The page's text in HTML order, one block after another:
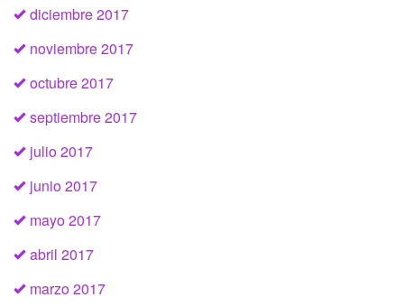
diciembre 2017
noviembre 2017
octubre 2017
septiembre 2017
julio 2017
junio 2017
mayo 2017
abril 2017
marzo 2017